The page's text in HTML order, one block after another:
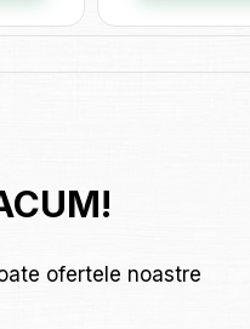
ofertele noastre